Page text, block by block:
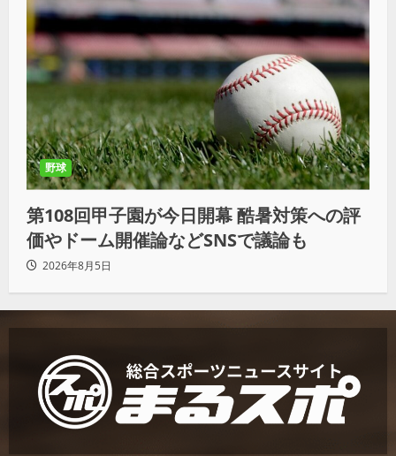
野球
第108回甲子園が今日開幕 酷暑対策への評
価やドーム開催論などSNSで議論も
2026年8月5日